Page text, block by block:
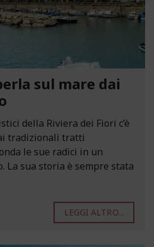
sul mare dai
della Riviera dei Fiori c’è
tradizionali tratti
le sue radici in un
La sua storia è sempre stata
LEGGI ALTRO...